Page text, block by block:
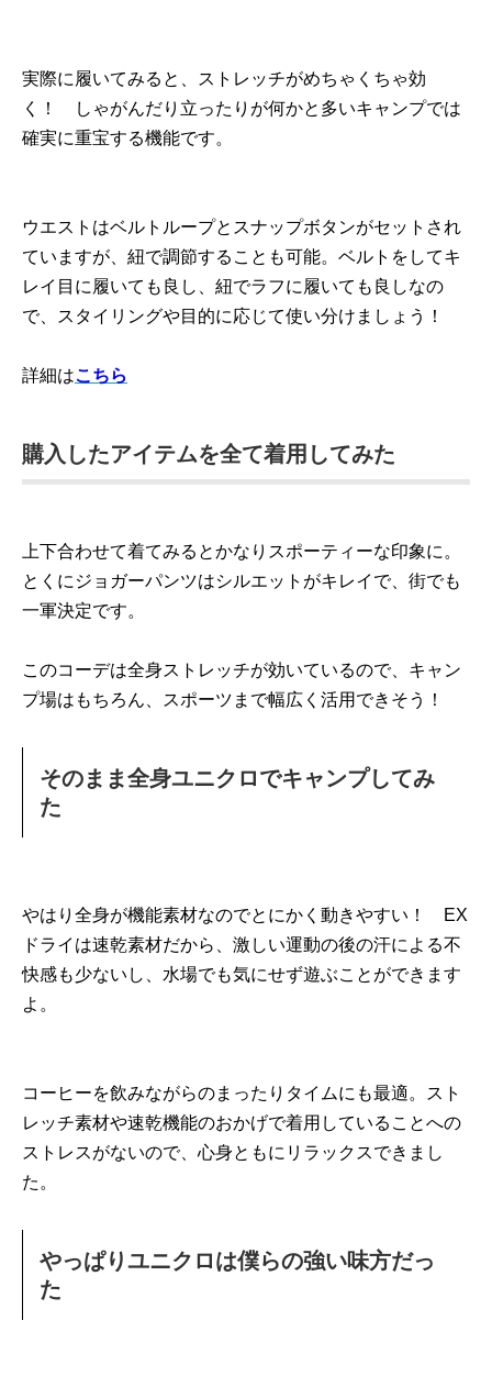
実際に履いてみると、ストレッチがめちゃくちゃ効
く！ しゃがんだり立ったりが何かと多いキャンプでは
確実に重宝する機能です。
ウエストはベルトループとスナップボタンがセットされ
ていますが、紐で調節することも可能。ベルトをしてキ
レイ目に履いても良し、紐でラフに履いても良しなの
で、スタイリングや目的に応じて使い分けましょう！
詳細はこちら
購入したアイテムを全て着用してみた
上下合わせて着てみるとかなりスポーティーな印象に。
とくにジョガーパンツはシルエットがキレイで、街でも
一軍決定です。
このコーデは全身ストレッチが効いているので、キャン
プ場はもちろん、スポーツまで幅広く活用できそう！
そのまま全身ユニクロでキャンプしてみ
た
やはり全身が機能素材なのでとにかく動きやすい！ EX
ドライは速乾素材だから、激しい運動の後の汗による不
快感も少ないし、水場でも気にせず遊ぶことができます
よ。
コーヒーを飲みながらのまったりタイムにも最適。スト
レッチ素材や速乾機能のおかげで着用していることへの
ストレスがないので、心身ともにリラックスできまし
た。
やっぱりユニクロは僕らの強い味方だっ
た